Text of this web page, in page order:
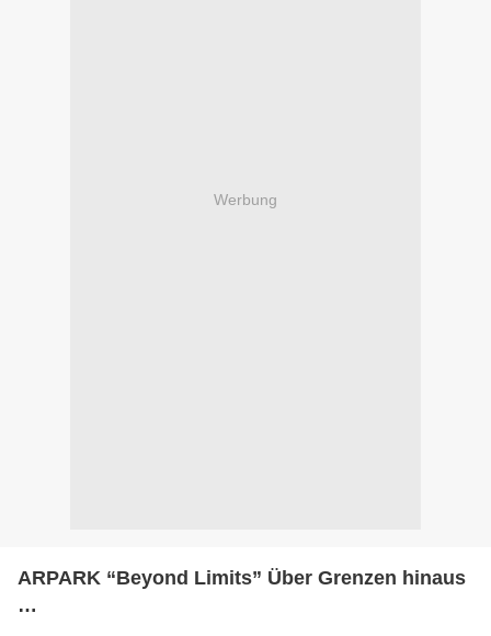
Werbung
ARPARK “Beyond Limits” Über Grenzen hinaus
…